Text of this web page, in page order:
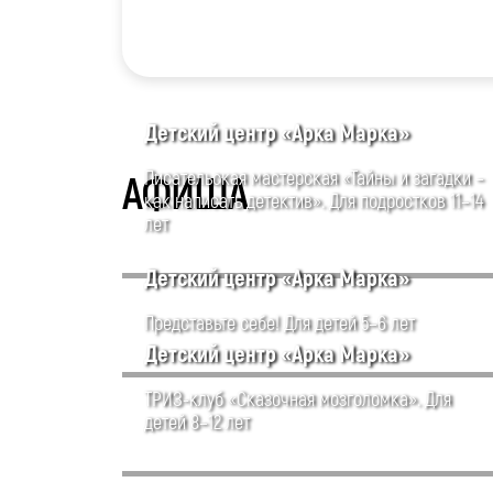
АФИША
Детский центр «Арка Марка»
Писательская мастерская «Тайны и загадки –
как написать детектив». Для подростков 11–14
лет
Детский центр «Арка Марка»
Представьте себе! Для детей 5–6 лет
Детский центр «Арка Марка»
ТРИЗ-клуб «Сказочная мозголомка». Для
детей 8–12 лет